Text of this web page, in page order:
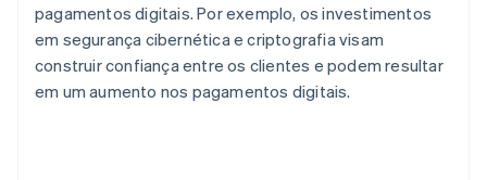
pagamentos digitais. Por exemplo, os investimentos
em segurança cibernética e criptografia visam
construir confiança entre os clientes e podem resultar
em um aumento nos pagamentos digitais.